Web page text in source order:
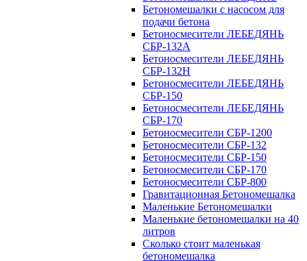
Бетономешалки с насосом для
подачи бетона
Бетоносмесители ЛЕБЕДЯНЬ
СБР-132А
Бетоносмесители ЛЕБЕДЯНЬ
СБР-132Н
Бетоносмесители ЛЕБЕДЯНЬ
СБР-150
Бетоносмесители ЛЕБЕДЯНЬ
СБР-170
Бетоносмесители СБР-1200
Бетоносмесители СБР-132
Бетоносмесители СБР-150
Бетоносмесители СБР-170
Бетоносмесители СБР-800
Гравитационная Бетономешалка
Маленькие Бетономешалки
Маленькие бетономешалки на 40
литров
Сколько стоит маленькая
бетономешалка